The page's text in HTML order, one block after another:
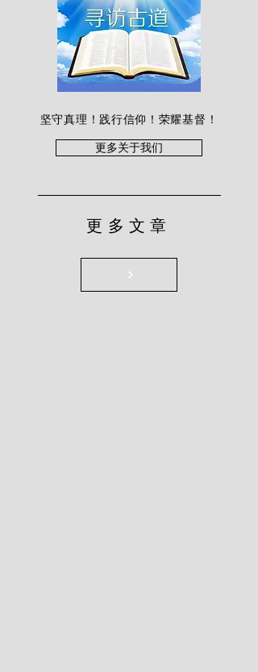
坚守真理！践行信仰！荣耀基督！
更多关于我们
更多文章